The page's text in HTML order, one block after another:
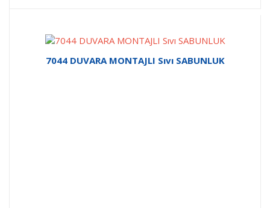
7044 DUVARA MONTAJLI Sıvı SABUNLUK